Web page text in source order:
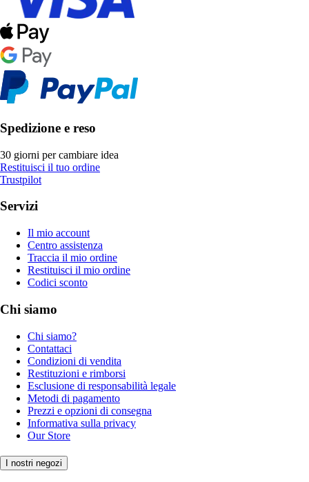
Spedizione e reso
30 giorni per cambiare idea
Restituisci il tuo ordine
Trustpilot
Servizi
Il mio account
Centro assistenza
Traccia il mio ordine
Restituisci il mio ordine
Codici sconto
Chi siamo
Chi siamo?
Contattaci
Condizioni di vendita
Restituzioni e rimborsi
Esclusione di responsabilità legale
Metodi di pagamento
Prezzi e opzioni di consegna
Informativa sulla privacy
Our Store
I nostri negozi